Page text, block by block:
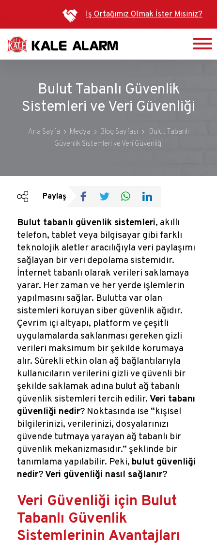
atla
İş Ortağımız Olmak İster Misiniz?
Bulut Tabanlı Güvenlik
Sistemleri ve Veri Güvenliği
Ana Sayfa Medya Blog Sayfası
Bulut Tabanlı
Güvenlik Sistemleri ve Veri Güvenliği
Bültenler
Reklamlar
Kalem Dergisi
Blog
Paylaş
Bulut tabanlı güvenlik sistemleri, akıllı
telefon, tablet veya bilgisayar gibi farklı
teknolojik aletler aracılığıyla veri paylaşımı
sağlayan bir veri depolama sistemidir.
İnternet tabanlı olarak verileri saklamaya
yarar. Her zaman ve her yerde işlemlerin
yapılmasını sağlar. Bulutta var olan
sistemleri koruyan siber güvenlik ağıdır.
Çevrim içi altyapı, platform ve çeşitli
uygulamalarda saklanması gereken gizli
verileri maksimum bir şekilde korumaya
alır. Sürekli etkin olan ağ bağlantılarıyla
kullanıcıların verilerini gizli ve güvenli bir
şekilde saklamak adına bulut ağ tabanlı
güvenlik sistemleri tercih edilir. Veri tabanı
güvenliği nedir? Noktasında ise “kişisel
bilgilerinizi, verilerinizi, dosyalarınızı
güvende tutmaya yarayan ağ tabanlı bir
güvenlik mekanizmasıdır.” şeklinde bir
tanımlama yapılabilir. Peki, bulut güvenliği
nedir?Veri güvenliği nasıl sağlanır?
Veri Güvenliği için Bulut
Tabanlı Güvenlik
Sistemlerinin Avantajları